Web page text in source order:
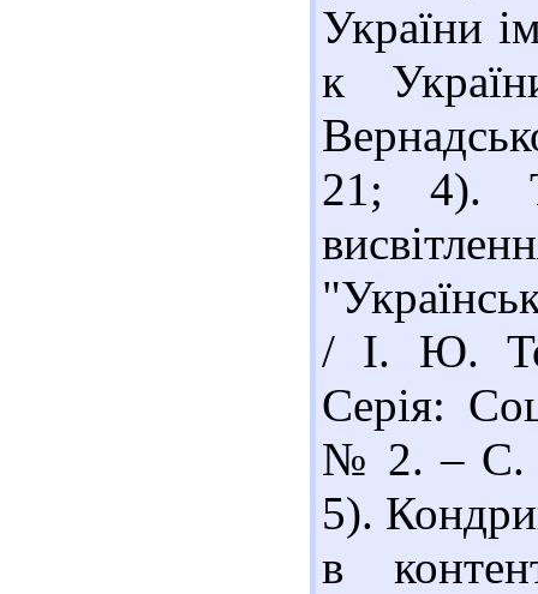
України
к
21; 4).
/ І. Ю.
Серія:
№ 2. – С.
5).
в